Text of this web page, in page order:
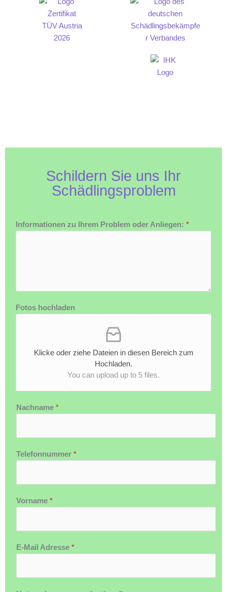
Schildern Sie uns Ihr
Schädlingsproblem
Informationen zu Ihrem Problem oder Anliegen: *
Fotos hochladen
Klicke oder ziehe Dateien in diesen Bereich zum
Hochladen.
You can upload up to 5 files.
Nachname *
Telefonnummer *
Vorname *
E-Mail Adresse *